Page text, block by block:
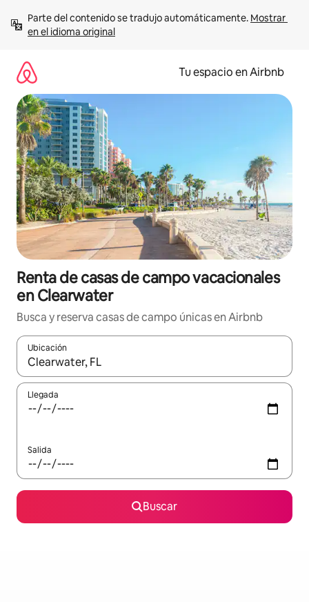
contenido
Parte del contenido se tradujo automáticamente. Mostrar
en el idioma original
Tu espacio en Airbnb
Renta de casas de campo vacacionales
en Clearwater
Busca y reserva casas de campo únicas en Airbnb
Ubicación
Cuando los resultados estén disponibles, podrás navegar
Llegada
Salida
Buscar